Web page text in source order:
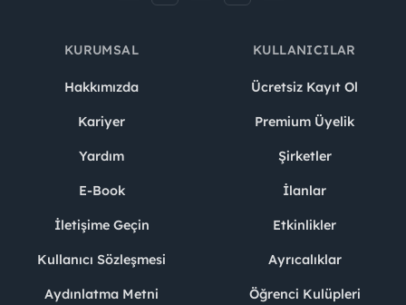
KURUMSAL
Hakkımızda
Kariyer
Yardım
E-Book
İletişime Geçin
Kullanıcı Sözleşmesi
Aydınlatma Metni
KULLANICILAR
Ücretsiz Kayıt Ol
Premium Üyelik
Şirketler
İlanlar
Etkinlikler
Ayrıcalıklar
Öğrenci Kulüpleri